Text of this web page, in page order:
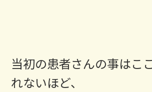
当初の患者さんの事はこ
れないほど、